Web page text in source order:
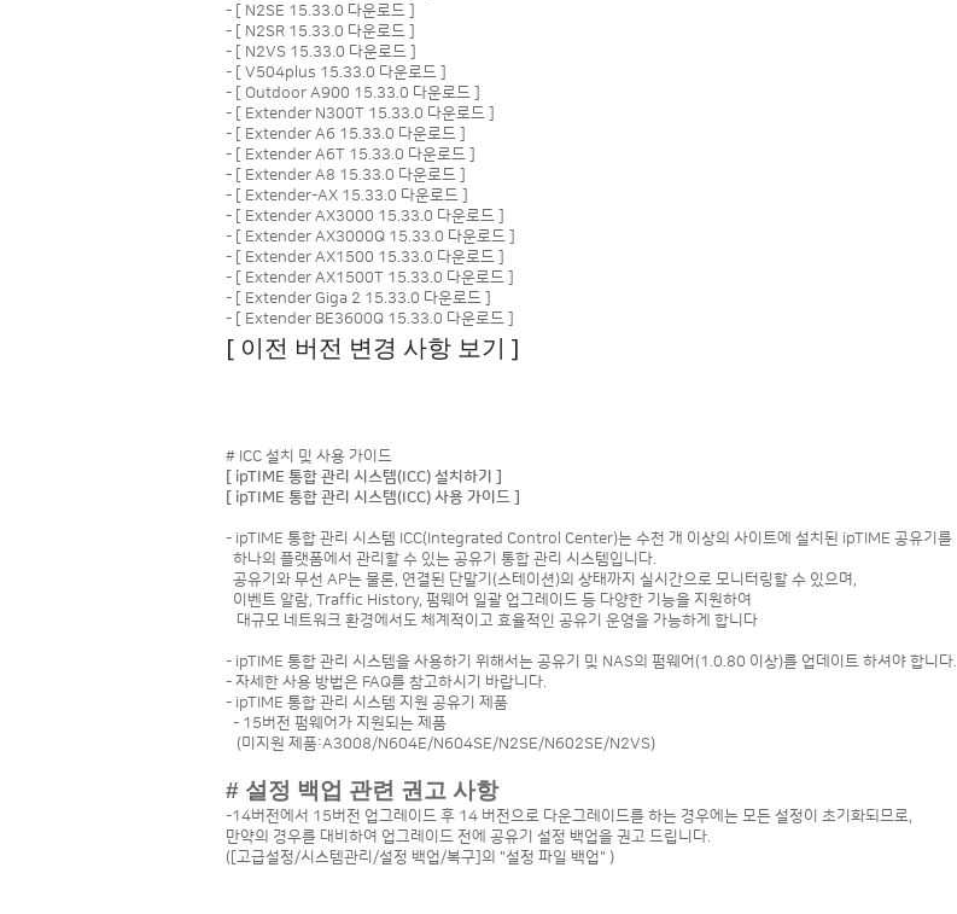
- [
N2SE 15.33.0 다운로드]
- [
N2SR 15.33.0 다운로드]
- [
N2VS 15.33.0 다운로드]
- [ V504plus 15.33.0 다운로드]
- [ Outdoor A900 15.33.0 다운로드]
- [
Extender N300T 15.33.0 다운로드]
- [
Extender A6 15.33.0 다운로드]
- [
Extender A6T 15.33.0 다운로드]
- [
Extender A8 15.33.0 다운로드]
- [
Extender-AX 15.33.0 다운로드]
- [
Extender AX3000 15.33.0 다운로드]
- [
Extender AX3000Q 15.33.0 다운로드]
- [
Extender AX1500 15.33.0 다운로드]
- [
Extender AX1500T 15.33.0 다운로드]
- [
Extender Giga 2 15.33.0 다운로드]
- [
Extender BE3600Q 15.33.0 다운로드]
[ 이전 버전 변경 사항 보기 ]
# ICC 설치 및 사용 가이드
[ ipTIME 통합 관리 시스템(ICC) 설치하기 ]
[ ipTIME 통합 관리 시스템(ICC) 사용 가이드 ]
- ipTIME 통합 관리 시스템 ICC(Integrated Control Center)는 수천 개 이상의 사이트에 설치된 ipTIME 공유기를
하나의 플랫폼에서 관리할 수 있는 공유기 통합 관리 시스템입니다.
공유기와 무선 AP는 물론, 연결된 단말기(스테이션)의 상태까지 실시간으로 모니터링할 수 있으며,
이벤트 알람, Traffic History, 펌웨어 일괄 업그레이드 등 다양한 기능을 지원하여
대규모 네트워크 환경에서도 체계적이고 효율적인 공유기 운영을 가능하게 합니다
- ipTIME 통합 관리 시스템을 사용하기 위해서는 공유기 및 NAS의 펌웨어(1.0.80 이상)를 업데이트 하셔야 합니다.
- 자세한 사용 방법은 FAQ를 참고하시기 바랍니다.
- ipTIME 통합 관리 시스템 지원 공유기 제품
- 15버전 펌웨어가 지원되는 제품
(미지원 제품:A3008/N604E/N604SE/N2SE/N602SE/N2VS)
# 설정 백업 관련 권고 사항
-14버전에서 15버전 업그레이드 후 14 버전으로 다운그레이드를 하는 경우에는 모든 설정이 초기화되므로,
만약의 경우를 대비하여 업그레이드 전에 공유기 설정 백업을 권고 드립니다.
([고급설정/시스템관리/설정 백업/복구]의 "설정 파일 백업" )